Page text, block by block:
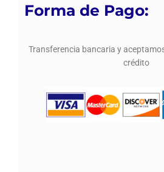
Forma de Pago:
Transferencia bancaria y
crédito